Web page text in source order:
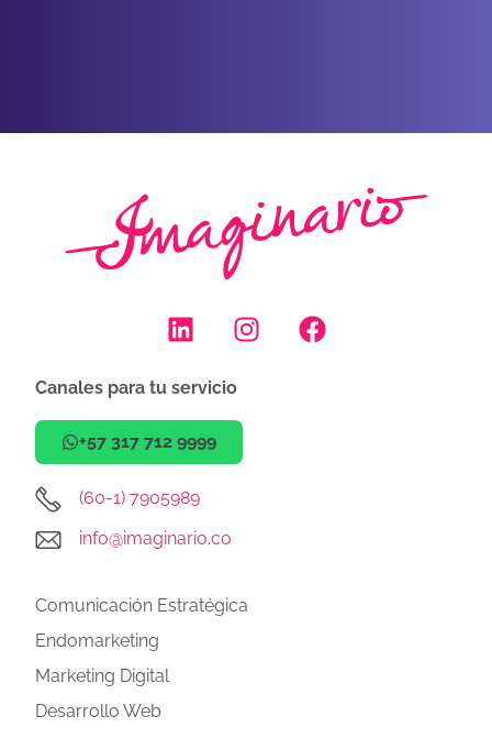
Canales para tu servicio
+57 317 712 9999
(60-1) 7905989
info@imaginario.co
Comunicación Estratégica
Endomarketing
Marketing Digital
Desarrollo Web